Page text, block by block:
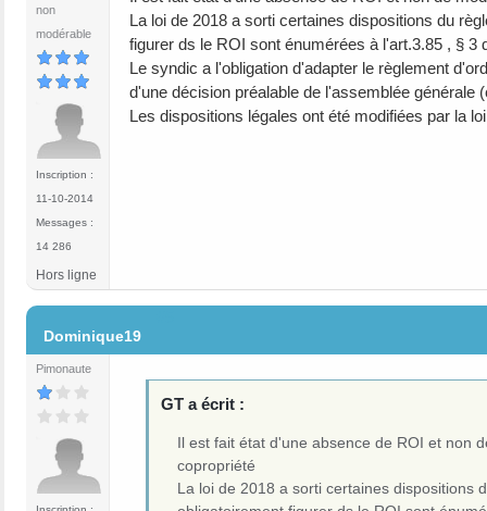
non
modérable
Inscription :
11-10-2014
Messages :
14 286
La loi de 2018 a sorti certaines dispositions du
figurer ds le ROI sont énumérées à l'art.3.85 , § 3
Le syndic a l'obligation d'adapter le règlement
d'une décision préalable de l'assemblée générale
Les dispositions légales ont été modifiées par la
Hors ligne
Dominique19
Pimonaute
GT a écrit :
Il est fait état d'une absence de ROI et non
copropriété
La loi de 2018 a sorti certaines dispositions